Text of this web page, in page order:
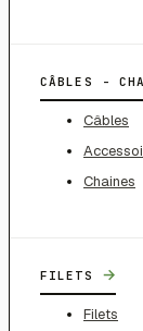
CÂBLES -
Câbles
Chaines
FILETS →
Filets